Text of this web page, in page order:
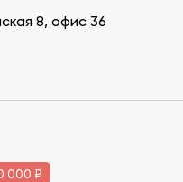
8, офис 36
000 ₽